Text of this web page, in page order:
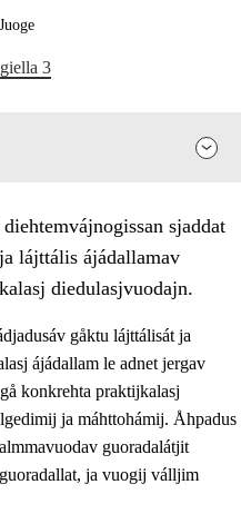
Juoge
3
sjaddat
lájttális ájádallamav
diedulasjvuodajn.
gåktu lájttálisát ja
ájádallam le adnet jergav
konkrehta praktijkalasj
ja máhttohámij. Åhpadus
guoradalátjit
ja vuogij válljim